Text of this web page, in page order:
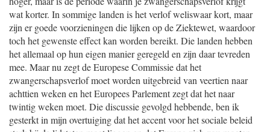
wat korter. In sommige landen is het verlof weliswaar kort, maar
zijn er goede voorzieningen die lijken op de Ziektewet, waardoor
toch het gewenste effect kan worden bereikt. Die landen hebben
het allemaal op hun eigen manier geregeld en zijn daar tevreden
mee. Maar nu zegt de Europese Commissie dat het
zwangerschapsverlof moet worden uitgebreid van veertien naar
achttien weken en het Europees Parlement zegt dat het naar
twintig weken moet. Die discussie gevolgd hebbende, ben ik
gesterkt in mijn overtuiging dat het accent voor het sociale beleid